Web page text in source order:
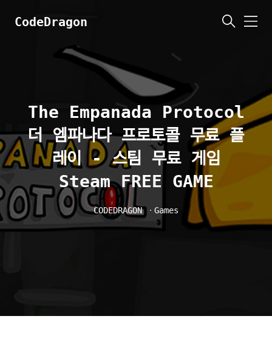
CodeDragon
메
The Empanada Protocol
더 엠파나다 프로토콜 무료 플
레이 - 스팀 무료 게임
Steam FREE GAME
CODEDRAGON ㆍ Games